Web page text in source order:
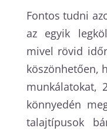
Fontos tudni
az egyik
mivel rövid
köszönhetően,
munkálatokat,
könnyedén
talajtípusok